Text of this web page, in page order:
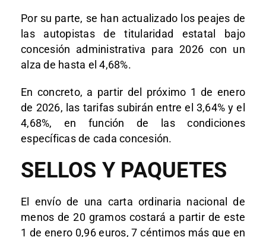
Por su parte, se han actualizado los peajes de
las autopistas de titularidad estatal bajo
concesión administrativa para 2026 con un
alza de hasta el 4,68%.
En concreto, a partir del próximo 1 de enero
de 2026, las tarifas subirán entre el 3,64% y el
4,68%, en función de las condiciones
específicas de cada concesión.
SELLOS Y PAQUETES
El envío de una carta ordinaria nacional de
menos de 20 gramos costará a partir de este
1 de enero 0,96 euros, 7 céntimos más que en